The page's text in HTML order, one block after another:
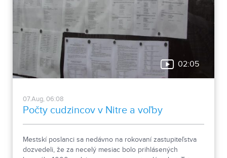
02:05
07.Aug, 06:08
Počty cudzincov v Nitre a voľby
Mestskí poslanci sa nedávno na rokovaní zastupiteľstva
dozvedeli, že za necelý mesiac bolo prihlásených